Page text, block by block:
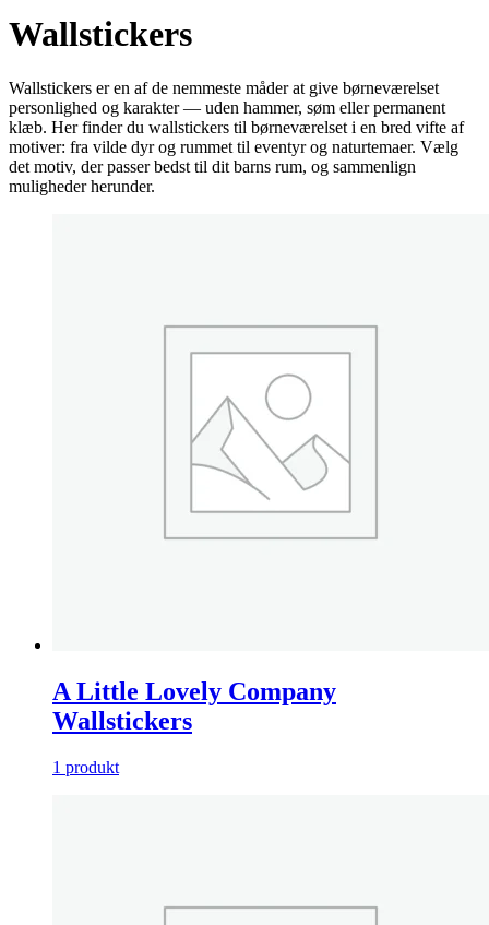
Wallstickers
Wallstickers er en af de nemmeste måder at give børneværelset
personlighed og karakter — uden hammer, søm eller permanent
klæb. Her finder du wallstickers til børneværelset i en bred vifte af
motiver: fra vilde dyr og rummet til eventyr og naturtemaer. Vælg
det motiv, der passer bedst til dit barns rum, og sammenlign
muligheder herunder.
A Little Lovely Company
Wallstickers
1 produkt